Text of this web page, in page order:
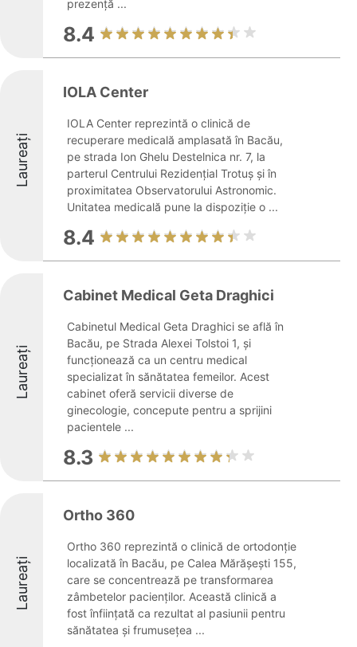
prezență ...
8.4
Laureați
IOLA Center
IOLA Center reprezintă o clinică de
recuperare medicală amplasată în Bacău,
pe strada Ion Ghelu Destelnica nr. 7, la
parterul Centrului Rezidențial Trotuș și în
proximitatea Observatorului Astronomic.
Unitatea medicală pune la dispoziție o ...
8.4
Laureați
Cabinet Medical Geta Draghici
Cabinetul Medical Geta Draghici se află în
Bacău, pe Strada Alexei Tolstoi 1, și
funcționează ca un centru medical
specializat în sănătatea femeilor. Acest
cabinet oferă servicii diverse de
ginecologie, concepute pentru a sprijini
pacientele ...
8.3
Laureați
Ortho 360
Ortho 360 reprezintă o clinică de ortodonție
localizată în Bacău, pe Calea Mărășești 155,
care se concentrează pe transformarea
zâmbetelor pacienților. Această clinică a
fost înființată ca rezultat al pasiunii pentru
sănătatea și frumusețea ...